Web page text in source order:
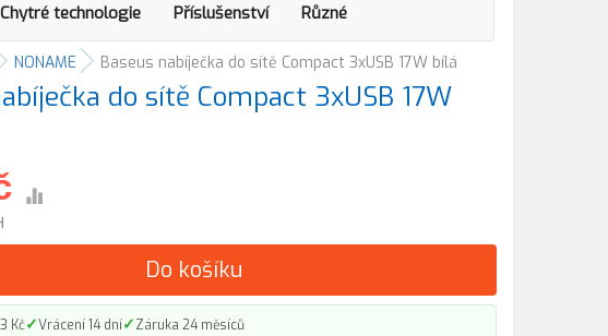
Chytré technologie Příslušenství Různé
NONAME Baseus nabíječka do sítě Compact 3xUSB 17W bílá
do sítě Compact 3xUSB 17W
Do košíku
Kč✓Vrácení 14 dní✓Záruka 24 měsíců